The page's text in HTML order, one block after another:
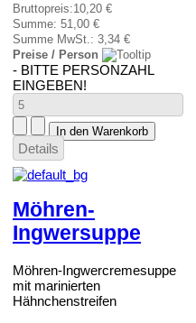
Bruttopreis:10,20 €
Summe: 51,00 €
Summe MwSt.: 3,34 €
Preise / Person
- BITTE PERSONZAHL
EINGEBEN!
Details
Möhren-
Ingwersuppe
Möhren-Ingwercremesuppe
mit marinierten
Hähnchenstreifen